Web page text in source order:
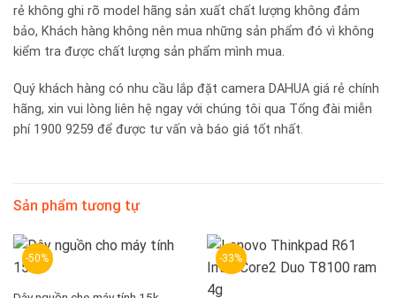
rẻ không ghi rõ model hãng sản xuất chất lượng không đảm
bảo, Khách hàng không nên mua những sản phẩm đó vì không
kiểm tra được chất lượng sản phẩm mình mua.
Quý khách hàng có nhu cầu lắp đặt camera DAHUA giá rẻ chính
hãng, xin vui lòng liên hệ ngay với chúng tôi qua Tổng đài miễn
phí 1900 9259 để được tư vấn và báo giá tốt nhất.
Sản phẩm tương tự
-50% -33%